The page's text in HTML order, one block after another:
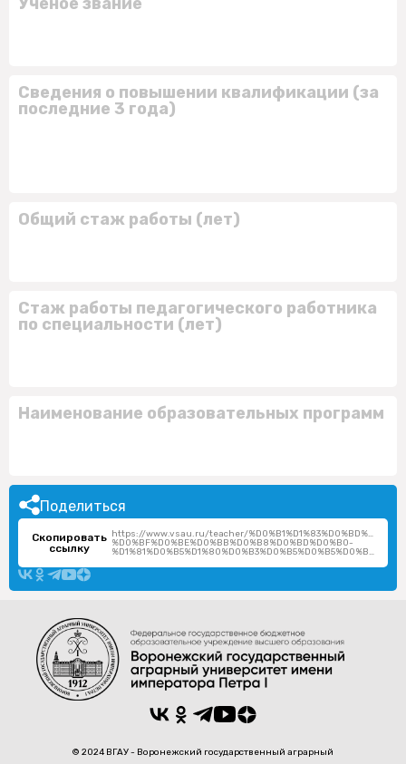
Сведения о повышении квалификации (за
последние 3 года)
Общий стаж работы (лет)
Стаж работы педагогического работника
по специальности (лет)
Наименование образовательных программ
Поделиться
Скопировать
ссылку
https://www.vsau.ru/teacher/
%D0%BF%D0%BE%D0%BB%D0%B8%D0%BD%D0%B0-
%D1%81%D0%B5%D1%80%D0%B3%D0%B5%D0%B5%D0%B2%D0%BD%D0%B0/
© 2024 ВГАУ - Воронежский государственный аграрный